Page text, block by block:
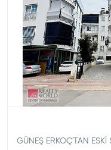
GÜNEŞ ERKOÇ'TAN ESKİ